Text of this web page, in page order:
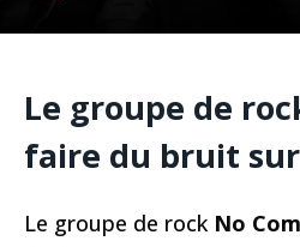
Le groupe de
faire du bruit
Le groupe de rock No